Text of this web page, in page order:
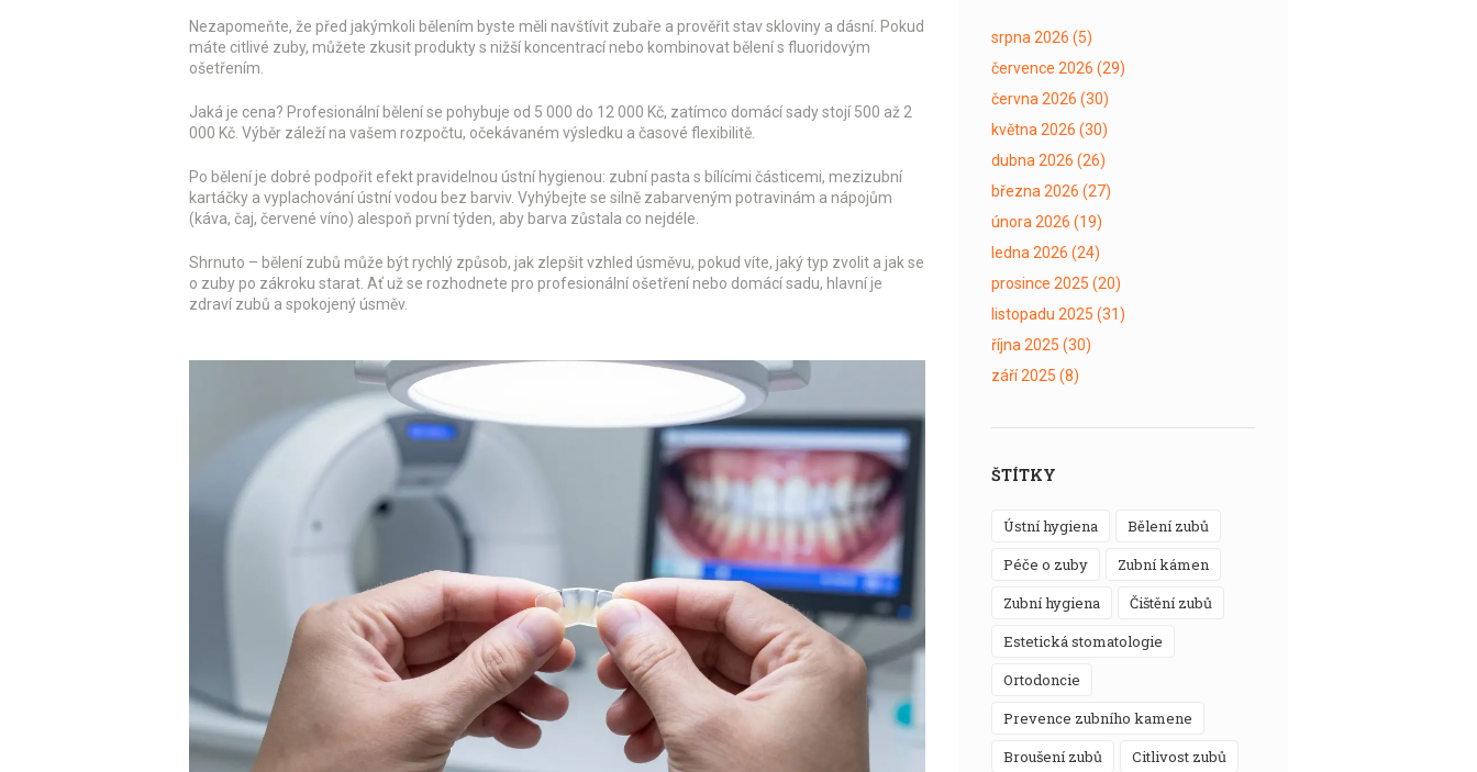
Nezapomeňte, že před jakýmkoli bělením byste měli navštívit zubaře a prověřit stav skloviny a dásní. Pokud
máte citlivé zuby, můžete zkusit produkty s nižší koncentrací nebo kombinovat bělení s fluoridovým
ošetřením.
Jaká je cena? Profesionální bělení se pohybuje od 5 000 do 12 000 Kč, zatímco domácí sady stojí 500 až 2
000 Kč. Výběr záleží na vašem rozpočtu, očekávaném výsledku a časové flexibilitě.
Po bělení je dobré podpořit efekt pravidelnou ústní hygienou: zubní pasta s bílícími částicemi, mezizubní
kartáčky a vyplachování ústní vodou bez barviv. Vyhýbejte se silně zabarveným potravinám a nápojům
(káva, čaj, červené víno) alespoň první týden, aby barva zůstala co nejdéle.
Shrnuto – bělení zubů může být rychlý způsob, jak zlepšit vzhled úsměvu, pokud víte, jaký typ zvolit a jak se
o zuby po zákroku starat. Ať už se rozhodnete pro profesionální ošetření nebo domácí sadu, hlavní je
zdraví zubů a spokojený úsměv.
srpna 2026 (5)
července 2026 (29)
června 2026 (30)
května 2026 (30)
dubna 2026 (26)
března 2026 (27)
února 2026 (19)
ledna 2026 (24)
prosince 2025 (20)
listopadu 2025 (31)
října 2025 (30)
září 2025 (8)
ŠTÍTKY
ústní hygiena
bělení zubů
péče o zuby
zubní kámen
zubní hygiena
čištění zubů
estetická stomatologie
ortodoncie
prevence zubního kamene
broušení zubů
citlivost zubů